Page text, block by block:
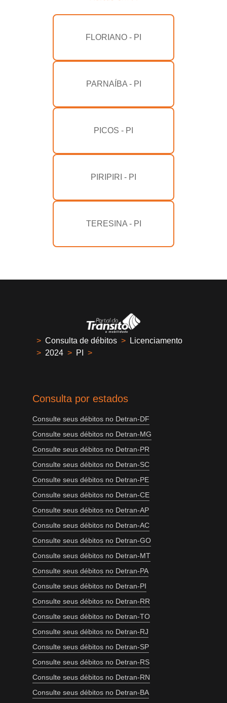
FLORIANO - PI
PARNAÍBA - PI
PICOS - PI
PIRIPIRI - PI
TERESINA - PI
> Consulta de débitos > Licenciamento
> 2024 > PI >
Consulta por estados
Consulte seus débitos no Detran-DF
Consulte seus débitos no Detran-MG
Consulte seus débitos no Detran-PR
Consulte seus débitos no Detran-SC
Consulte seus débitos no Detran-PE
Consulte seus débitos no Detran-CE
Consulte seus débitos no Detran-AP
Consulte seus débitos no Detran-AC
Consulte seus débitos no Detran-GO
Consulte seus débitos no Detran-MT
Consulte seus débitos no Detran-PA
Consulte seus débitos no Detran-PI
Consulte seus débitos no Detran-RR
Consulte seus débitos no Detran-TO
Consulte seus débitos no Detran-RJ
Consulte seus débitos no Detran-SP
Consulte seus débitos no Detran-RS
Consulte seus débitos no Detran-RN
Consulte seus débitos no Detran-BA